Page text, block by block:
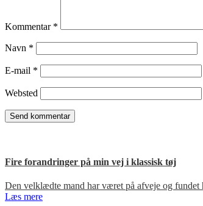
Kommentar *
Navn *
E-mail *
Websted
Fire forandringer på min vej i klassisk tøj
Den velklædte mand har været på afveje og
Læs mere